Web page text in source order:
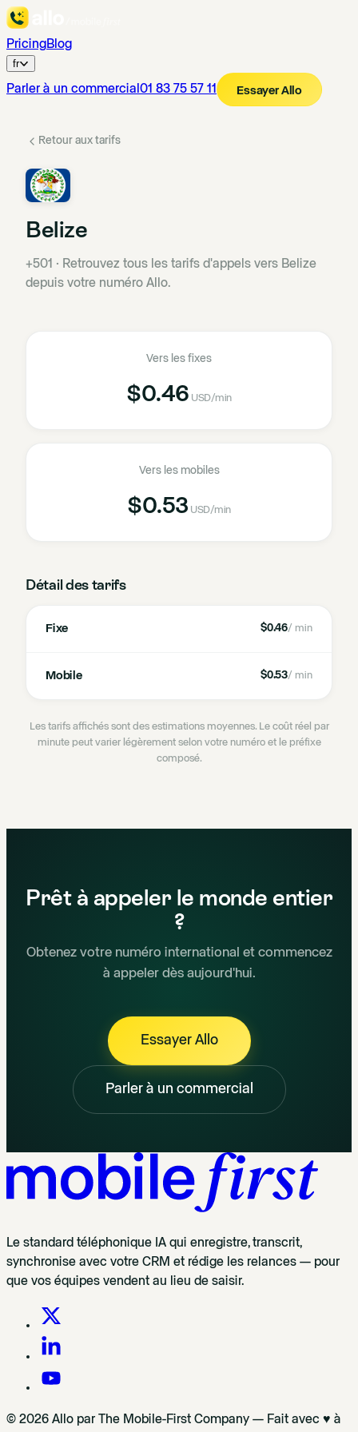
PricingBlog
fr
Parler à un commercial 01 83 75 57 11 Essayer Allo
Retour aux tarifs
Belize
+501 · Retrouvez tous les tarifs d'appels vers Belize
depuis votre numéro Allo.
Vers les fixes
$0.46 USD/min
Vers les mobiles
$0.53 USD/min
Détail des tarifs
Fixe $0.46/ min
Mobile $0.53/ min
Les tarifs affichés sont des estimations moyennes. Le coût réel par
minute peut varier légèrement selon votre numéro et le préfixe
composé.
Prêt à appeler le monde entier
?
Obtenez votre numéro international et commencez
à appeler dès aujourd'hui.
Essayer Allo
Parler à un commercial
Le standard téléphonique IA qui enregistre, transcrit,
synchronise avec votre CRM et rédige les relances — pour
que vos équipes vendent au lieu de saisir.
© 2026 Allo par The Mobile-First Company — Fait avec ♥ à